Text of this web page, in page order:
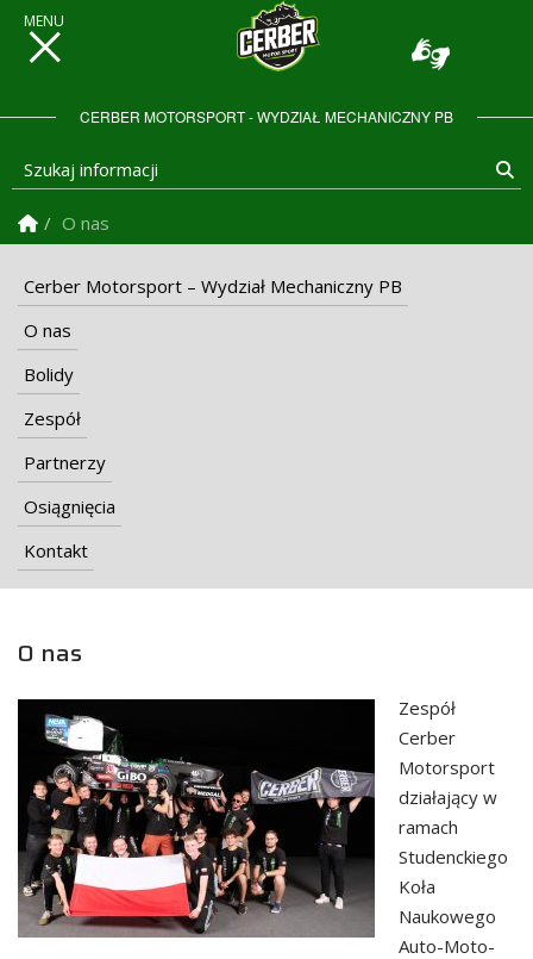
CERBER MOTORSPORT - WYDZIAŁ MECHANICZNY PB
Szukaj informacji
Strona Główna
O nas
Cerber Motorsport – Wydział Mechaniczny PB
O nas
Bolidy
Zespół
Partnerzy
Osiągnięcia
Kontakt
O nas
Zespół
Cerber
Motorsport
działający w
ramach
Studenckiego
Koła
Naukowego
Auto-Moto-